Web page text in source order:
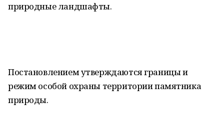
природные ландшафты.
Постановлением утверждаются границы и
режим особой охраны территории памятника
природы.